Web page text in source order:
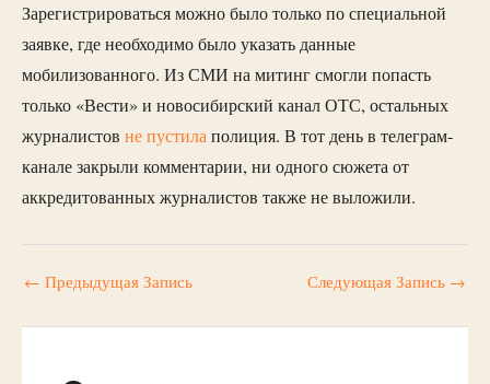
Зарегистрироваться можно было только по специальной
заявке, где необходимо было указать данные
мобилизованного. Из СМИ на митинг смогли попасть
только «Вести» и новосибирский канал ОТС, остальных
журналистов не пустилаполиция. В тот день в телеграм-
канале закрыли комментарии, ни одного сюжета от
аккредитованных журналистов также не выложили.
← Предыдущая Запись Следующая Запись →